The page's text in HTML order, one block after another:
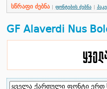
სწრაფი ძებნა ფონტების ძებნა
GF Alaverdi Nus